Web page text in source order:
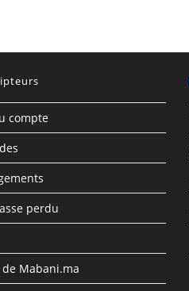
compte
perdu
Mabani.ma